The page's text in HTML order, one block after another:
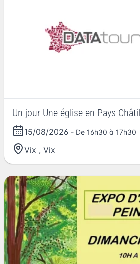
Un jour Une église en Pays
15/08/2026 - De 16h30 à 17h30
Vix , Vix